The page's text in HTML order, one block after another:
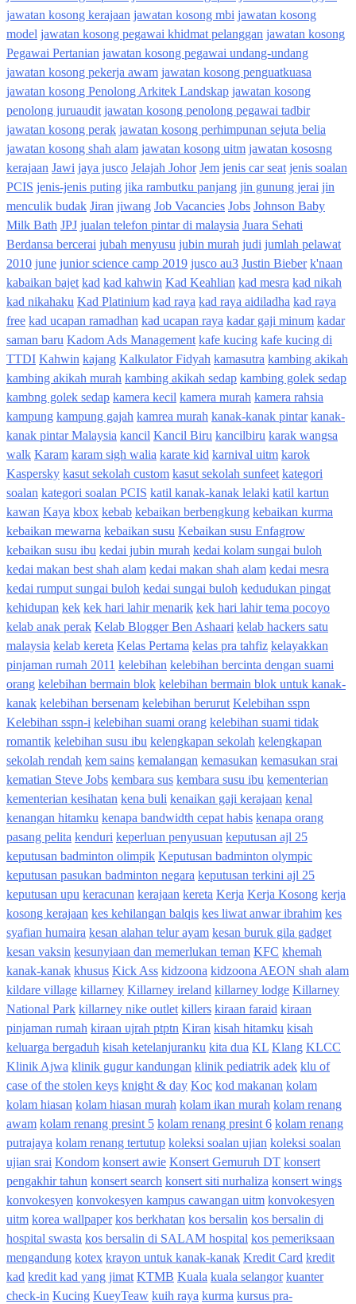
jawatan kosong kerajaan jawatan kosong mbi jawatan kosong
model jawatan kosong pegawai khidmat pelanggan jawatan kosong
Pegawai Pertanian jawatan kosong pegawai undang-undang
jawatan kosong pekerja awam jawatan kosong penguatkuasa
jawatan kosong Penolong Arkitek Landskap jawatan kosong
penolong juruaudit jawatan kosong penolong pegawai tadbir
jawatan kosong perak jawatan kosong perhimpunan sejuta belia
jawatan kosong shah alam jawatan kosong uitm jawatan kososng
kerajaan Jawi jaya jusco Jelajah Johor Jem jenis car seat jenis soalan
PCIS jenis-jenis puting jika rambutku panjang jin gunung jerai jin
menculik budak Jiran jiwang Job Vacancies Jobs Johnson Baby
Milk Bath JPJ jualan telefon pintar di malaysia Juara Sehati
Berdansa bercerai jubah menyusu jubin murah judi jumlah pelawat
2010 june junior science camp 2019 jusco au3 Justin Bieber k'naan
kabaikan bajet kad kad kahwin Kad Keahlian kad mesra kad nikah
kad nikahaku Kad Platinium kad raya kad raya aidiladha kad raya
free kad ucapan ramadhan kad ucapan raya kadar gaji minum kadar
saman baru Kadom Ads Management kafe kucing kafe kucing di
TTDI Kahwin kajang Kalkulator Fidyah kamasutra kambing akikah
kambing akikah murah kambing akikah sedap kambing golek sedap
kambng golek sedap kamera kecil kamera murah kamera rahsia
kampung kampung gajah kamrea murah kanak-kanak pintar kanak-
kanak pintar Malaysia kancil Kancil Biru kancilbiru karak wangsa
walk Karam karam sigh walia karate kid karnival uitm karok
Kaspersky kasut sekolah custom kasut sekolah sunfeet kategori
soalan kategori soalan PCIS katil kanak-kanak lelaki katil kartun
kawan Kaya kbox kebab kebaikan berbengkung kebaikan kurma
kebaikan mewarna kebaikan susu Kebaikan susu Enfagrow
kebaikan susu ibu kedai jubin murah kedai kolam sungai buloh
kedai makan best shah alam kedai makan shah alam kedai mesra
kedai rumput sungai buloh kedai sungai buloh kedudukan pingat
kehidupan kek kek hari lahir menarik kek hari lahir tema pocoyo
kelab anak perak Kelab Blogger Ben Ashaari kelab hackers satu
malaysia kelab kereta Kelas Pertama kelas pra tahfiz kelayakkan
pinjaman rumah 2011 kelebihan kelebihan bercinta dengan suami
orang kelebihan bermain blok kelebihan bermain blok untuk kanak-
kanak kelebihan bersenam kelebihan berurut Kelebihan sspn
Kelebihan sspn-i kelebihan suami orang kelebihan suami tidak
romantik kelebihan susu ibu kelengkapan sekolah kelengkapan
sekolah rendah kem sains kemalangan kemasukan kemasukan srai
kematian Steve Jobs kembara sus kembara susu ibu kementerian
kementerian kesihatan kena buli kenaikan gaji kerajaan kenal
kenangan hitamku kenapa bandwidth cepat habis kenapa orang
pasang pelita kenduri keperluan penyusuan keputusan ajl 25
keputusan badminton olimpik Keputusan badminton olympic
keputusan pasukan badminton negara keputusan terkini ajl 25
keputusan upu keracunan kerajaan kereta Kerja Kerja Kosong kerja
kosong kerajaan kes kehilangan balqis kes liwat anwar ibrahim kes
syafian humaira kesan alahan telur ayam kesan buruk gila gadget
kesan vaksin kesunyiaan dan memerlukan teman KFC khemah
kanak-kanak khusus Kick Ass kidzoona kidzoona AEON shah alam
kildare village killarney Killarney ireland killarney lodge Killarney
National Park killarney nike outlet killers kiraan faraid kiraan
pinjaman rumah kiraan ujrah ptptn Kiran kisah hitamku kisah
keluarga bergaduh kisah ketelanjuranku kita dua KL Klang KLCC
Klinik Ajwa klinik gugur kandungan klinik pediatrik adek klu of
case of the stolen keys knight & day Koc kod makanan kolam
kolam hiasan kolam hiasan murah kolam ikan murah kolam renang
awam kolam renang presint 5 kolam renang presint 6 kolam renang
putrajaya kolam renang tertutup koleksi soalan ujian koleksi soalan
ujian srai Kondom konsert awie Konsert Gemuruh DT konsert
pengakhir tahun konsert search konsert siti nurhaliza konsert wings
konvokesyen konvokesyen kampus cawangan uitm konvokesyen
uitm korea wallpaper kos berkhatan kos bersalin kos bersalin di
hospital swasta kos bersalin di SALAM hospital kos pemeriksaan
mengandung kotex krayon untuk kanak-kanak Kredit Card kredit
kad kredit kad yang jimat KTMB Kuala kuala selangor kuanter
check-in Kucing KueyTeaw kuih raya kurma kursus pra-